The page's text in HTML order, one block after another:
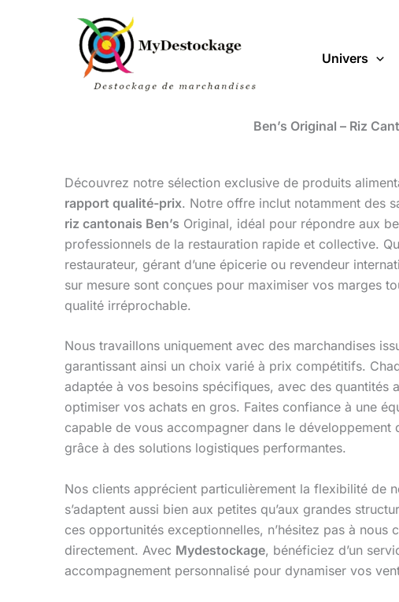
Univers
Ben’s Original – Riz
Découvrez notre sélection exclusive de produits
rapport qualité-prix. Notre offre inclut notamment des
riz cantonais Ben’s Original, idéal pour répondre aux
professionnels de la restauration rapide et collective.
restaurateur, gérant d’une épicerie ou revendeur
sur mesure sont conçues pour maximiser vos marges
qualité irréprochable.
Nous travaillons uniquement avec des marchandises
garantissant ainsi un choix varié à prix compétitifs.
adaptée à vos besoins spécifiques, avec des quantités
optimiser vos achats en gros. Faites confiance à une
capable de vous accompagner dans le développement
grâce à des solutions logistiques performantes.
Nos clients apprécient particulièrement la flexibilité de
s’adaptent aussi bien aux petites qu’aux grandes
ces opportunités exceptionnelles, n’hésitez pas à nous
directement. Avec Mydestockage, bénéficiez d’un
accompagnement personnalisé pour dynamiser vos